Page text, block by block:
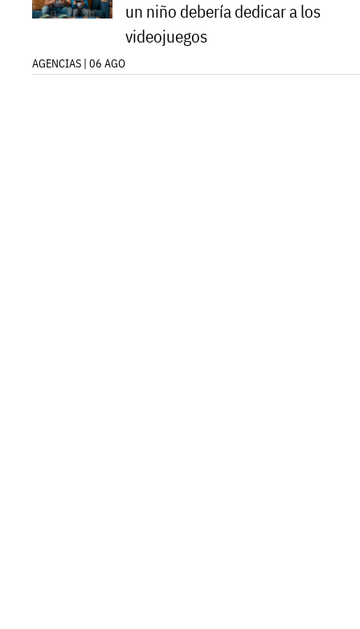
un niño debería dedicar a los
videojuegos
AGENCIAS | 06 AGO